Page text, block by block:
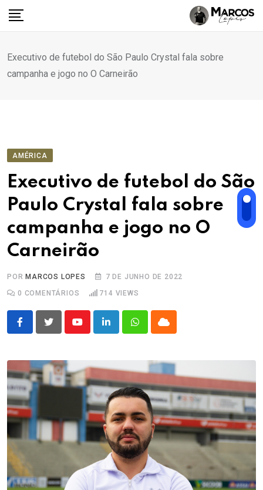
para
conteúdo
Executivo de futebol do São Paulo Crystal fala sobre
campanha e jogo no O Carneirão
AMÉRICA
Executivo de futebol do São
Paulo Crystal fala sobre
campanha e jogo no O
Carneirão
PORMARCOS LOPES
7 DE JUNHO DE 2022
0 COMENTÁRIOS 714 VIEWS
YoutubeLinkedInWhatsappCloud